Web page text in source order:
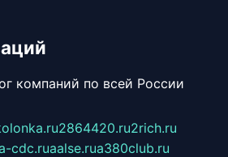
компаний по всей России
2864420.ru2rich.ru
cdc.ruaalse.rua380club.ru